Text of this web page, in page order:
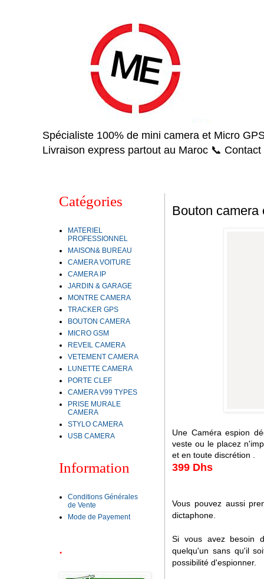
Spécialiste 100% de mini camera et Micro
Livraison express partout au Maroc 📞
Bouton camera
Une Caméra espion
veste ou le placez
et en toute discrétion .
399 Dhs
Vous pouvez aussi
dictaphone.
Si vous avez besoin
quelqu'un sans qu'il
possibilité d'espionner.
Catégories
MATERIEL
PROFESSIONNEL
MAISON& BUREAU
CAMERA VOITURE
CAMERA IP
JARDIN & GARAGE
MONTRE CAMERA
TRACKER GPS
BOUTON CAMERA
MICRO GSM
REVEIL CAMERA
VETEMENT CAMERA
LUNETTE CAMERA
PORTE CLEF
CAMERA V99 TYPES
PRISE MURALE
CAMERA
STYLO CAMERA
USB CAMERA
Information
Conditions Générales
de Vente
Mode de Payement
.